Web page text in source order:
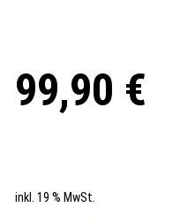
99,90 €
inkl. 19 % MwSt.